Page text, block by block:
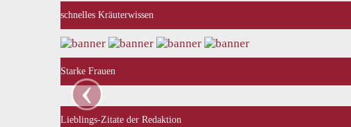
schnelles Kräuterwissen
Starke Frauen
‹
Lieblings-Zitate der Redaktion